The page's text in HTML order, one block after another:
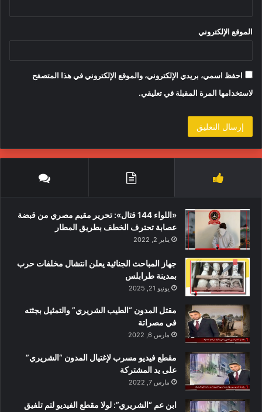
الموقع الإلكتروني
احفظ اسمي، بريدي الإلكتروني، والموقع الإلكتروني في هذا المتصفح
لاستخدامها المرة المقبلة في تعليقي.
«اللواء 144 قتال»: تحرير مقيم مصري من قبضة
عصابة تحترف الخطف بطريق المطار
يناير 2, 2022
جهاز المباحث الجنائية يعلن انتشال مخلفات حرب
بمدينة طرابلس
يونيو 21, 2025
مقتل المدون “الطيب الشريري” والتمثيل بجثته
في مصراتة
مارس 6, 2022
مقطع فيديو مسرب لإغتيال المدون “الشريري”
على يد المشتركة
مارس 7, 2022
ابن عم “الشريري”: لولا مقطع الفيديو لتم تلفيق